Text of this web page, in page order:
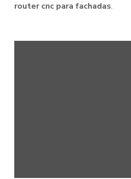
router cnc para fachadas.